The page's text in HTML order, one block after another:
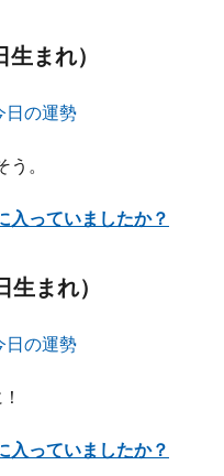
まれ）
。
入っていましたか？
まれ）
入っていましたか？